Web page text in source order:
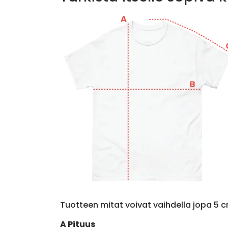
Tuotteen mitat voivat vaihdella jopa 5
A Pituus